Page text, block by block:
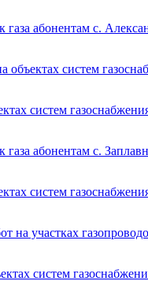
абонентам с.
систем
систем
абонентам с.
систем
участках
систем